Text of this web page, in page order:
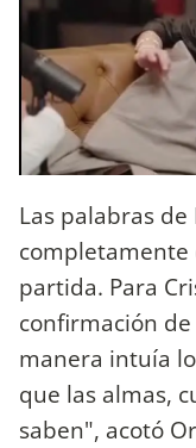
Las palabras
completamente
partida. Para
confirmación
manera intuía
que las almas,
saben", acotó